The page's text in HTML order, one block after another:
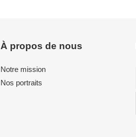
À propos de nous
Notre mission
Nos portraits